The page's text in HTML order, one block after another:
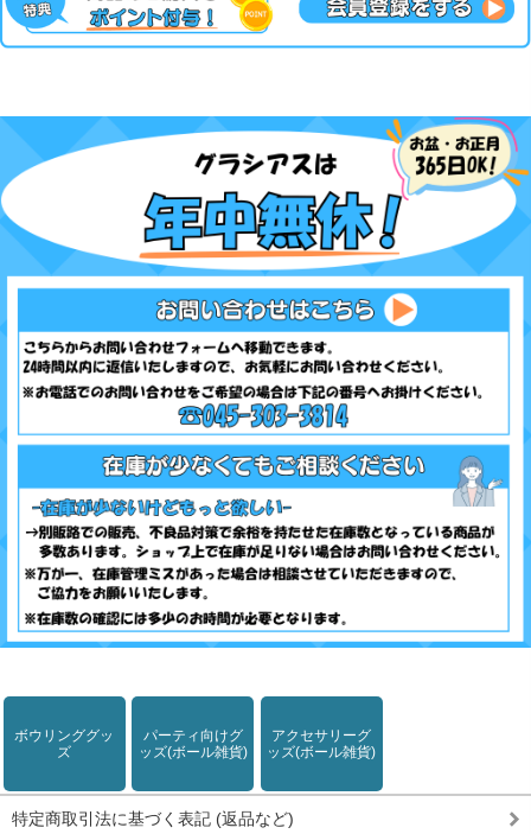
ボウリンググッ
ズ
パーティ向けグ
ッズ(ボール雑貨)
アクセサリーグ
ッズ(ボール雑貨)
特定商取引法に基づく表記 (返品など)